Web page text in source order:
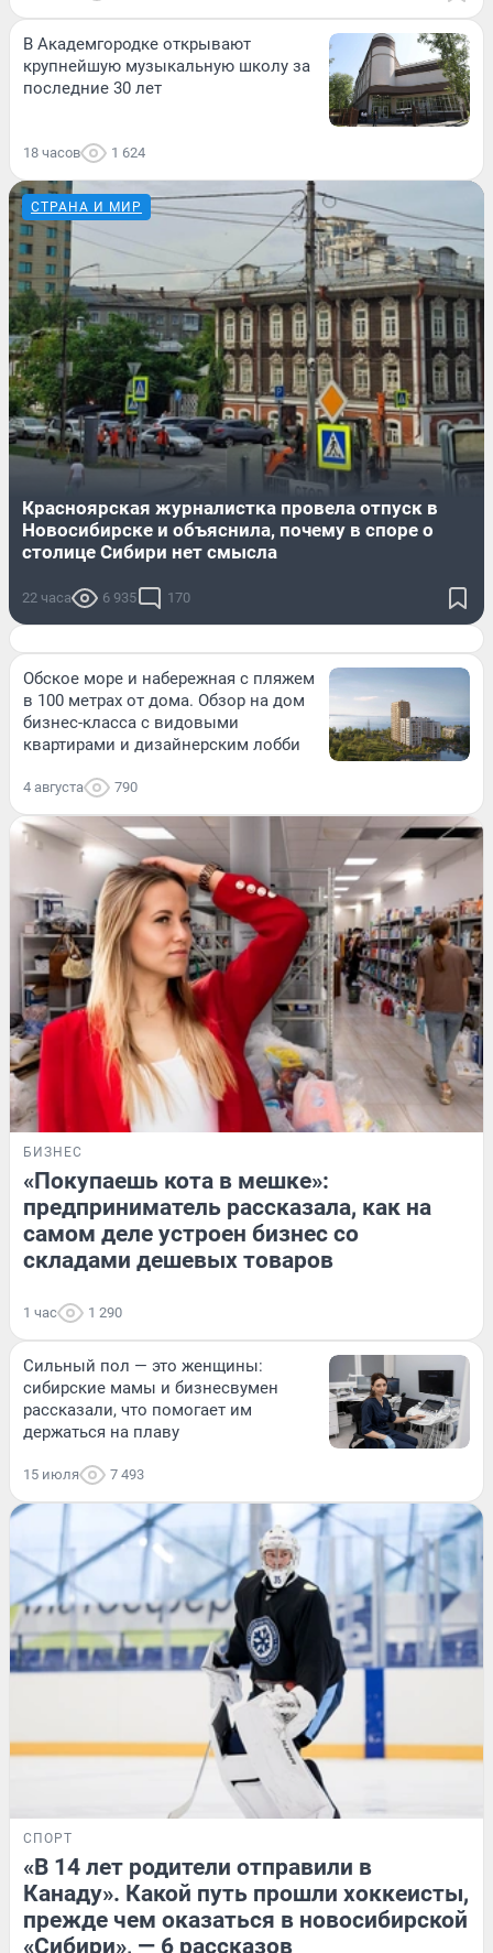
В Академгородке открывают
крупнейшую музыкальную школу за
последние 30 лет
18 часов 1 624
СТРАНА И МИР
Красноярская журналистка провела отпуск в
Новосибирске и объяснила, почему в споре о
столице Сибири нет смысла
22 часа 6 935 170
Обское море и набережная с пляжем
в 100 метрах от дома. Обзор на дом
бизнес-класса с видовыми
квартирами и дизайнерским лобби
4 августа 790
БИЗНЕС
«Покупаешь кота в мешке»:
предприниматель рассказала, как на
самом деле устроен бизнес со
складами дешевых товаров
1 час 1 290
Сильный пол — это женщины:
сибирские мамы и бизнесвумен
рассказали, что помогает им
держаться на плаву
15 июля 7 493
СПОРТ
«В 14 лет родители отправили в
Канаду». Какой путь прошли хоккеисты,
прежде чем оказаться в новосибирской
«Сибири», — 6 рассказов